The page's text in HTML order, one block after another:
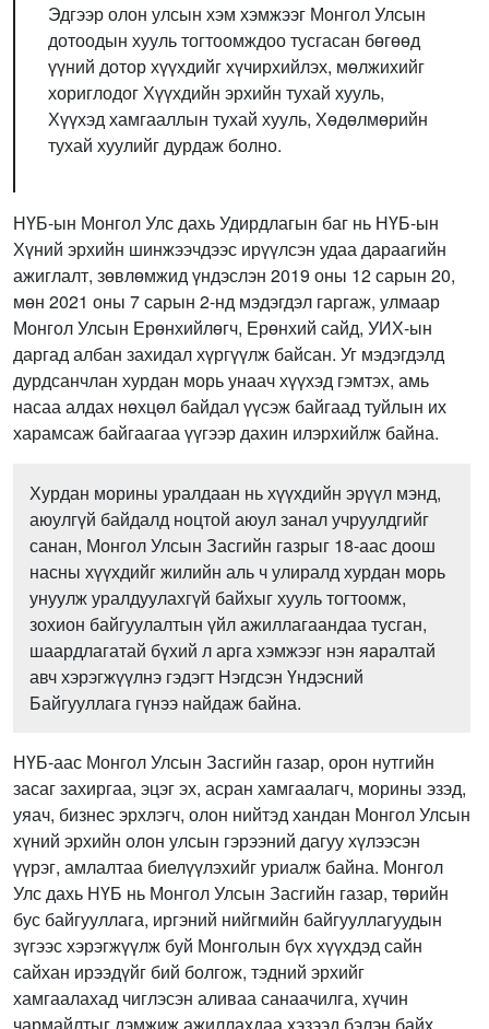
Эдгээр олон улсын хэм хэмжээг Монгол Улсын
дотоодын хууль тогтоомждоо тусгасан бөгөөд
үүний дотор хүүхдийг хүчирхийлэх, мөлжихийг
хориглодог Хүүхдийн эрхийн тухай хууль,
Хүүхэд хамгааллын тухай хууль, Хөдөлмөрийн
тухай хуулийг дурдаж болно.
НҮБ-ын Монгол Улс дахь Удирдлагын баг нь НҮБ-ын
Хүний эрхийн шинжээчдээс ирүүлсэн удаа дараагийн
ажиглалт, зөвлөмжид үндэслэн 2019 оны 12 сарын 20,
мөн 2021 оны 7 сарын 2-нд мэдэгдэл гаргаж, улмаар
Монгол Улсын Ерөнхийлөгч, Ерөнхий сайд, УИХ-ын
даргад албан захидал хүргүүлж байсан. Уг мэдэгдэлд
дурдсанчлан хурдан морь унаач хүүхэд гэмтэх, амь
насаа алдах нөхцөл байдал үүсэж байгаад туйлын их
харамсаж байгаагаа үүгээр дахин илэрхийлж байна.
Хурдан морины уралдаан нь хүүхдийн эрүүл мэнд,
аюулгүй байдалд ноцтой аюул занал учруулдгийг
санан, Монгол Улсын Засгийн газрыг 18-аас доош
насны хүүхдийг жилийн аль ч улиралд хурдан морь
унуулж уралдуулахгүй байхыг хууль тогтоомж,
зохион байгуулалтын үйл ажиллагаандаа тусган,
шаардлагатай бүхий л арга хэмжээг нэн яаралтай
авч хэрэгжүүлнэ гэдэгт Нэгдсэн Үндэсний
Байгууллага гүнээ найдаж байна.
НҮБ-аас Монгол Улсын Засгийн газар, орон нутгийн
засаг захиргаа, эцэг эх, асран хамгаалагч, морины эзэд,
уяач, бизнес эрхлэгч, олон нийтэд хандан Монгол Улсын
хүний эрхийн олон улсын гэрээний дагуу хүлээсэн
үүрэг, амлалтаа биелүүлэхийг уриалж байна. Монгол
Улс дахь НҮБ нь Монгол Улсын Засгийн газар, төрийн
бус байгууллага, иргэний нийгмийн байгууллагуудын
зүгээс хэрэгжүүлж буй Монголын бүх хүүхдэд сайн
сайхан ирээдүйг бий болгож, тэдний эрхийг
хамгаалахад чиглэсэн аливаа санаачилга, хүчин